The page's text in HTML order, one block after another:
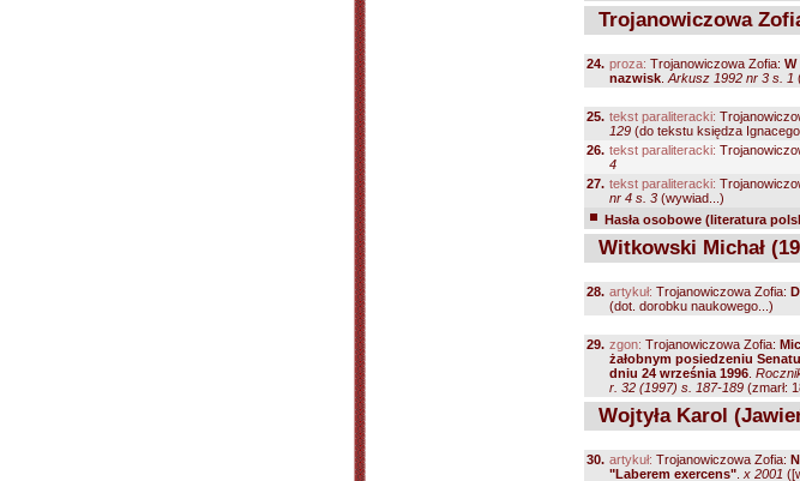
Trojanowiczowa
24. proza: Trojanowiczowa Zofia: W
nazwisk Arkusz 1992 nr 3 s. 1
25. tekst paraliteracki:
129 (do tekstu księdza
26. tekst paraliteracki:
4
27. tekst paraliteracki:
nr 4 s. 3 (wywiad...)
Hasła osobowe (literatura
Witkowski Michał
28. artykuł: Trojanowiczowa Zofia:
(dot. dorobku naukowego...)
29. zgon: Trojanowiczowa Zofia:
żałobnym posiedzeniu
dniu 24 września 1996
r. 32 (1997) s. 187-189 (zmarł:
Wojtyła Karol
30. artykuł: Trojanowiczowa Zofia:
"Laberem exercens" x 2001